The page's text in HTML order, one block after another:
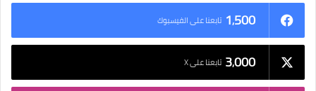
1٬500 تابعنا على الفيسبوك
3٬000 تابعنا على X